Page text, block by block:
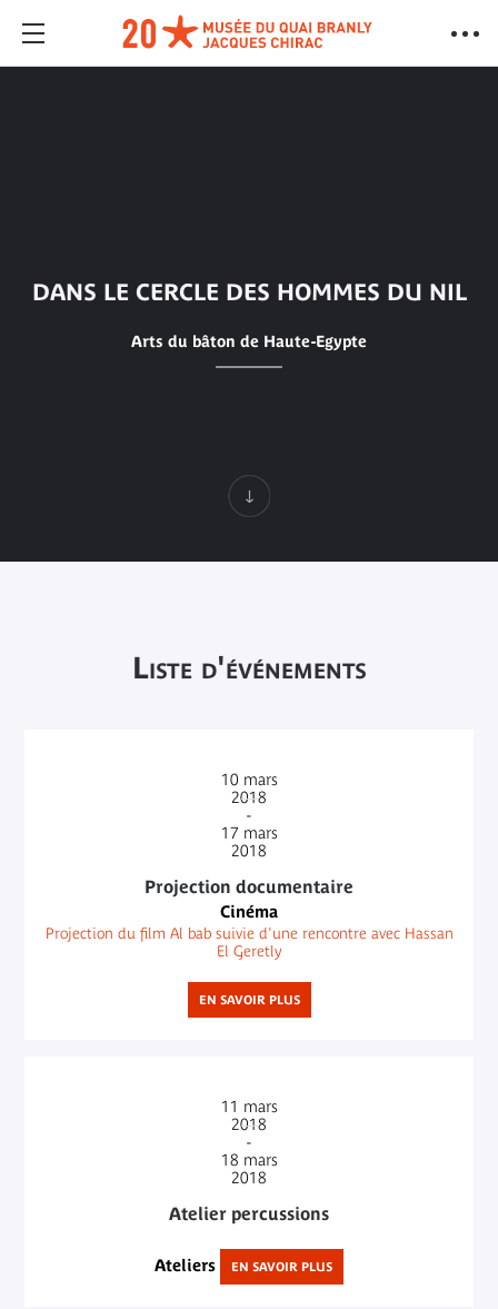
DANS LE CERCLE DES HOMMES DU NIL
Arts du bâton de Haute-Egypte
Liste d'événements
10 mars
2018
-
17 mars
2018
Projection documentaire
Cinéma
Projection du film Al bab suivie d'une rencontre avec Hassan
El Geretly
EN SAVOIR PLUS
11 mars
2018
-
18 mars
2018
Atelier percussions
Ateliers EN SAVOIR PLUS